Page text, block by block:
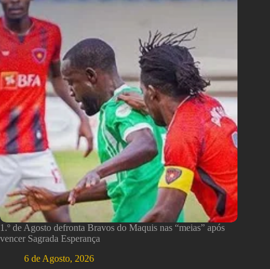
1.º de Agosto defronta Bravos do Maquis nas “meias” após
vencer Sagrada Esperança
6 de Agosto, 2026